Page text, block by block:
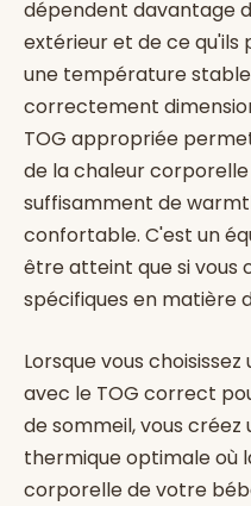
dépendent davantage
extérieur et de ce
une température
correctement
TOG appropriée
de la chaleur
suffisamment de
confortable. C'est un
être atteint que si vous
spécifiques en matière
Lorsque vous choisissez
avec le TOG correct
de sommeil, vous
thermique optimale où
corporelle de votre